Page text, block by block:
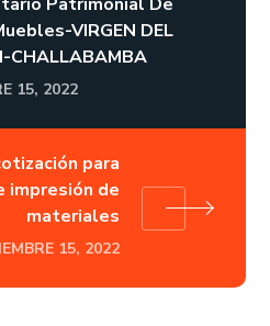
VIRGEN DEL
CHALLABAMBA
15, 2022
para
impresión de
materiales
15, 2022